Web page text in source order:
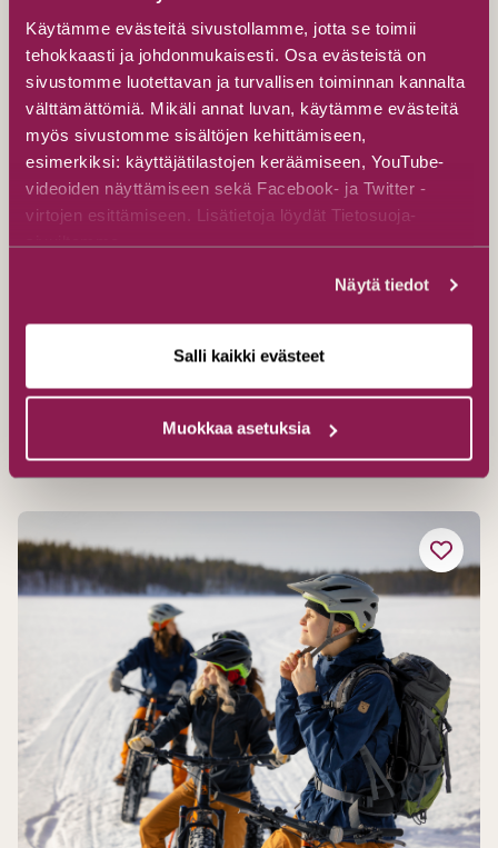
Käytämme evästeitä sivustollamme, jotta se toimii
tehokkaasti ja johdonmukaisesti. Osa evästeistä on
sivustomme luotettavan ja turvallisen toiminnan kannalta
välttämättömiä. Mikäli annat luvan, käytämme evästeitä
myös sivustomme sisältöjen kehittämiseen,
esimerkiksi: käyttäjätilastojen keräämiseen, YouTube-
videoiden näyttämiseen sekä Facebook- ja Twitter -
virtojen esittämiseen. Lisätietoja löydät Tietosuoja-
sivuiltamme.
Näytä tiedot
Salli kaikki evästeet
Muokkaa asetuksia